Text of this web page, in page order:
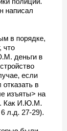
написал
в порядке,
что
деньги в
если
в
изъяты> на
Как И.Ю.М.
л.д. 27-29).